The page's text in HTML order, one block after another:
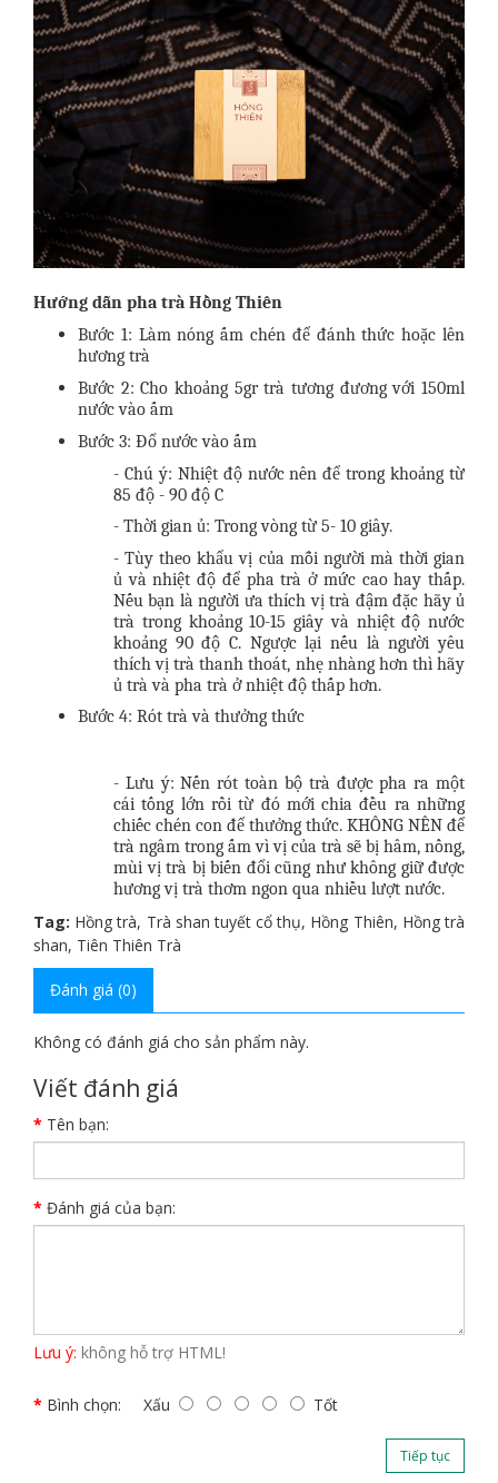
Hướng dẫn pha trà Hồng Thiên
Bước 1: Làm nóng ấm chén để đánh thức hoặc lên
hương trà
Bước 2: Cho khoảng 5gr trà tương đương với 150ml
nước vào ấm
Bước 3: Đổ nước vào ấm
- Chú ý: Nhiệt độ nước nên để trong khoảng từ
85 độ - 90 độ C
- Thời gian ủ: Trong vòng từ 5- 10 giây.
- Tùy theo khẩu vị của mỗi người mà thời gian
ủ và nhiệt độ để pha trà ở mức cao hay thấp.
Nếu bạn là người ưa thích vị trà đậm đặc hãy ủ
trà trong khoảng 10-15 giây và nhiệt độ nước
khoảng 90 độ C. Ngược lại nếu là người yêu
thích vị trà thanh thoát, nhẹ nhàng hơn thì hãy
ủ trà và pha trà ở nhiệt độ thấp hơn.
Bước 4: Rót trà và thưởng thức
- Lưu ý: Nến rót toàn bộ trà được pha ra một
cái tống lớn rồi từ đó mới chia đều ra những
chiếc chén con để thưởng thức. KHÔNG NÊN để
trà ngâm trong ấm vì vị của trà sẽ bị hâm, nồng,
mùi vị trà bị biến đổi cũng như không giữ được
hương vị trà thơm ngon qua nhiều lượt nước.
Tag: Hồng trà, Trà shan tuyết cổ thụ, Hồng Thiên, Hồng trà
shan, Tiên Thiên Trà
Đánh giá (0)
Không có đánh giá cho sản phẩm này.
Viết đánh giá
Tên bạn:
Đánh giá của bạn:
Lưu ý: không hỗ trợ HTML!
Bình chọn: Xấu Tốt
Tiếp tục